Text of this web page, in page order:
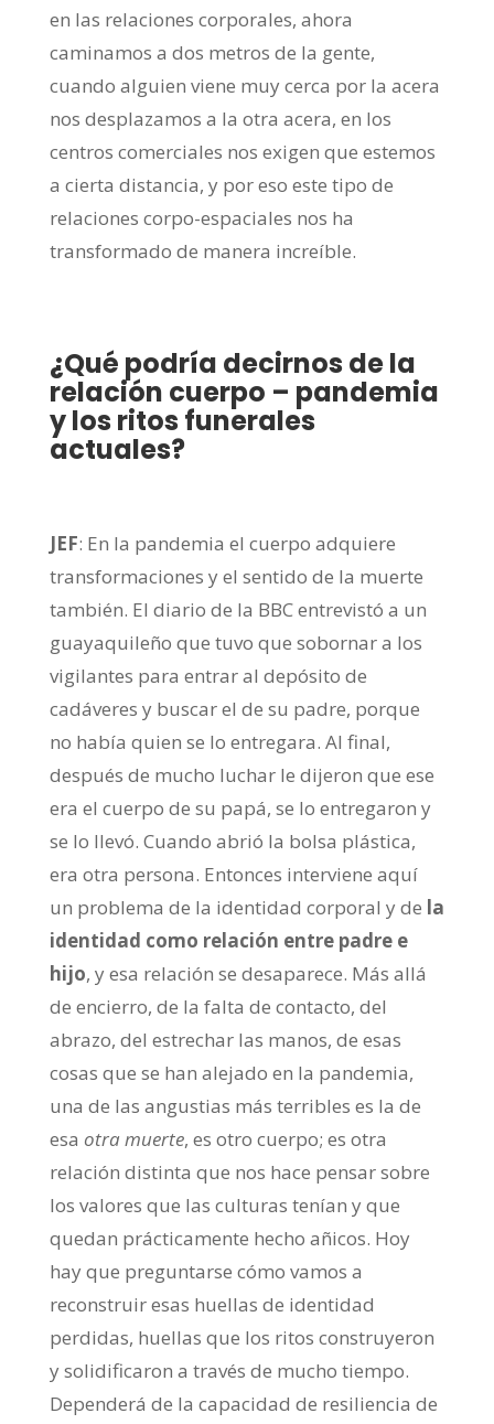
en las relaciones corporales, ahora
caminamos a dos metros de la gente,
cuando alguien viene muy cerca por la acera
nos desplazamos a la otra acera, en los
centros comerciales nos exigen que estemos
a cierta distancia, y por eso este tipo de
relaciones corpo-espaciales nos ha
transformado de manera increíble.
¿Qué podría decirnos de la
relación cuerpo – pandemia
y los ritos funerales
actuales?
JEF: En la pandemia el cuerpo adquiere
transformaciones y el sentido de la muerte
también. El diario de la BBC entrevistó a un
guayaquileño que tuvo que sobornar a los
vigilantes para entrar al depósito de
cadáveres y buscar el de su padre, porque
no había quien se lo entregara. Al final,
después de mucho luchar le dijeron que ese
era el cuerpo de su papá, se lo entregaron y
se lo llevó. Cuando abrió la bolsa plástica,
era otra persona. Entonces interviene aquí
un problema de la identidad corporal y de la
identidad como relación entre padre e
hijo, y esa relación se desaparece. Más allá
de encierro, de la falta de contacto, del
abrazo, del estrechar las manos, de esas
cosas que se han alejado en la pandemia,
una de las angustias más terribles es la de
esa otra muerte, es otro cuerpo; es otra
relación distinta que nos hace pensar sobre
los valores que las culturas tenían y que
quedan prácticamente hecho añicos. Hoy
hay que preguntarse cómo vamos a
reconstruir esas huellas de identidad
perdidas, huellas que los ritos construyeron
y solidificaron a través de mucho tiempo.
Dependerá de la capacidad de resiliencia de